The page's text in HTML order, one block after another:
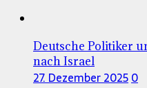
Deutsche Politiker
nach Israel
27. Dezember 20250